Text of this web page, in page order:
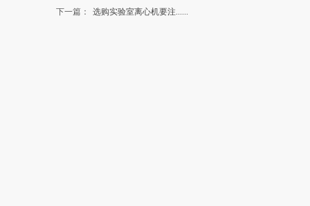
下一篇：
选购实验室离心机要注......